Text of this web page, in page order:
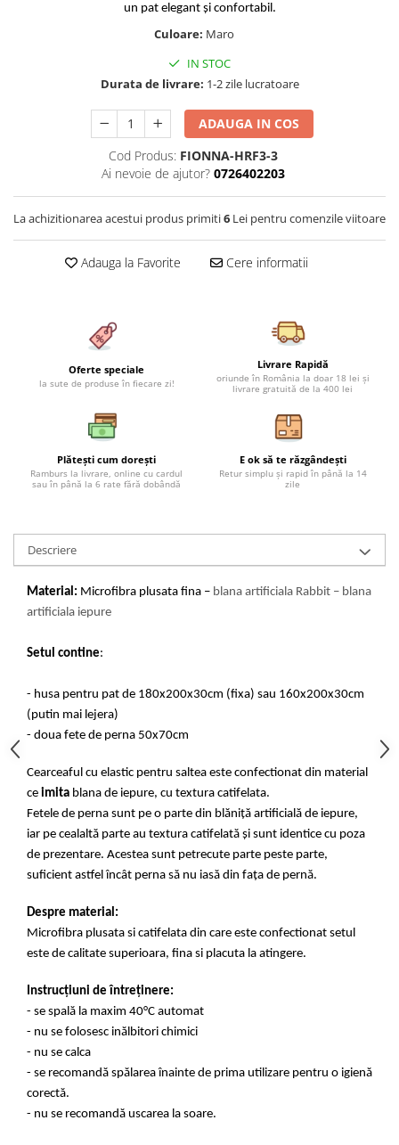
Cearceaf cu elastic 4 piese
Cearceaf normal 6 piese
Cearceaf cu elastic
Cearceaf normal
Lenjerii Pufoase Fluffy/ Rabbit
Bumbac Neted Nesatinat
Bumbac 100%
Lenjerii Satin Premium
Lenjerii Jacquard
Lenjerii Creponate
Lenjerii pentru PASTE
Set Lenjerie + Draperii Pat Dublu
Huse De Pat Tricotate 160x200cm
Huse De Pat Tricotate 180x200cm
Huse Impermeabile 160x200cm
Huse Impermeabile 180x200cm
un pat elegant și confortabil.
Culoare: Maro
IN STOC
Durata de livrare: 1-2 zile lucratoare
ADAUGA IN COS
Cod Produs: FIONNA-HRF3-3
Ai nevoie de ajutor? 0726402203
La achizitionarea acestui produs primiti6 Lei pentru comenzile viitoare
Adauga la Favorite Cere informatii
Oferte speciale
la sute de produse în fiecare zi!
Livrare Rapidă
oriunde în România la doar 18 lei și
livrare gratuită de la 400 lei
Plătești cum dorești
Ramburs la livrare, online cu cardul
sau în până la 6 rate fără dobândă
E ok să te răzgândești
Retur simplu și rapid în până la 14
zile
Descriere
Material: Microfibra plusata fina – blana artificiala Rabbit – blana
artificiala iepure
Setul contine:
- husa pentru pat de 180x200x30cm (fixa) sau 160x200x30cm
(putin mai lejera)
- doua fete de perna 50x70cm
Cearceaful cu elastic pentru saltea este confectionat din material
ce imita blana de iepure, cu textura catifelata.
Fetele de perna sunt pe o parte din blăniță artificială de iepure,
iar pe cealaltă parte au textura catifelată și sunt identice cu poza
de prezentare. Acestea sunt petrecute parte peste parte,
suficient astfel încât perna să nu iasă din fața de pernă.
Despre material:
Microfibra plusata si catifelata din care este confectionat setul
este de calitate superioara, fina si placuta la atingere.
Instrucțiuni de întreținere:
- se spală la maxim 40°C automat
- nu se folosesc inălbitori chimici
- nu se calca
- se recomandă spălarea înainte de prima utilizare pentru o igienă
corectă.
- nu se recomandă uscarea la soare.